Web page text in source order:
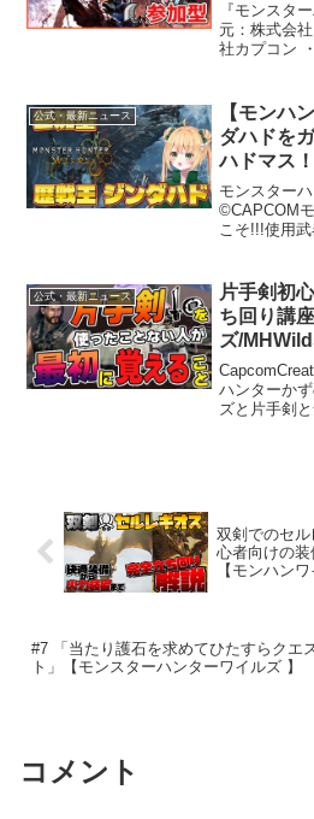
『モンスタ
元：株式会
社カプコン
+++++...
公式・最新ニュース
【モンハ
ダハドを
ハドマス
モンスター
©CAPCOM
こそ!!!使用
とします！
本的にひろ
公式・最新ニュース
片手剣初
ち回り講
ズ/
ハンターか
ズと片手剣
双剣でのセ
心者向けの装
【モンハンワ
#7 「当たり護石を求めてひたすらクエ
ト」【モンスターハンターワイルズ 】
コメント